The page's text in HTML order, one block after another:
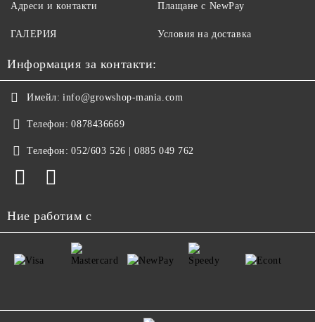
Адреси и контакти
ГАЛЕРИЯ
Плащане с NewPay
Условия на доставка
Информация за контакти:
Имейл: info@growshop-mania.com
Телефон: 0878436669
Телефон: 052/603 526 | 0885 049 762
Ние работим с